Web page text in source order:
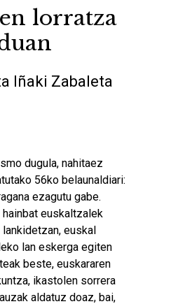
lorratza
Iñaki Zabaleta
dugula, nahitaez
56ko belaunaldiari:
ezagutu gabe.
euskaltzalek
euskal
lan eskerga egiten
beste, euskararen
ikastolen sorrera
aldatuz doaz, bai,